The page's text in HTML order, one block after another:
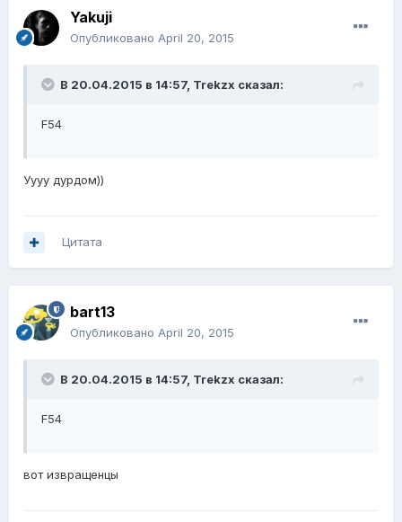
Yakuji
Опубликовано April 20, 2015
В 20.04.2015 в 14:57, Trekzx сказал:
F54
Уууу дурдом))
Цитата
bart13
Опубликовано April 20, 2015
В 20.04.2015 в 14:57, Trekzx сказал:
F54
вот извращенцы